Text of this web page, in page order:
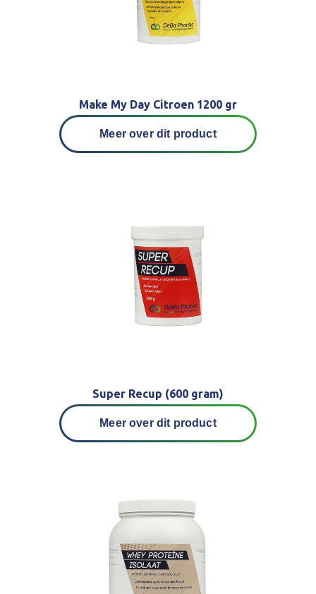
Make My Day Citroen 1200 gr
Meer over dit product
Super Recup (600 gram)
Meer over dit product